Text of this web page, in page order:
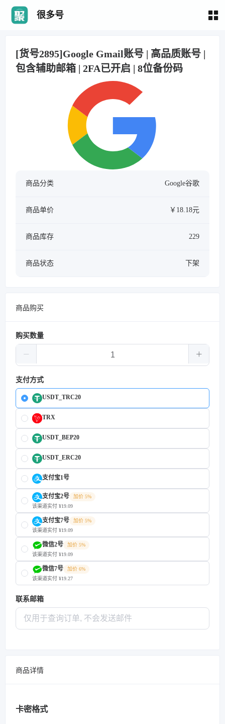
很多号
[货号2895]Google Gmail账号 | 高品质账号 |
包含辅助邮箱 | 2FA已开启 | 8位备份码
商品分类 Google谷歌
商品单价 ￥18.18元
商品库存 229
商品状态 下架
商品购买
购买数量
支付方式
USDT_TRC20
TRX
USDT_BEP20
USDT_ERC20
支付宝1号
支付宝2号
加价 5%
该渠道实付 ¥19.09
支付宝7号
加价 5%
该渠道实付 ¥19.09
微信2号
加价 5%
该渠道实付 ¥19.09
微信7号
加价 6%
该渠道实付 ¥19.27
联系邮箱
商品详情
卡密格式